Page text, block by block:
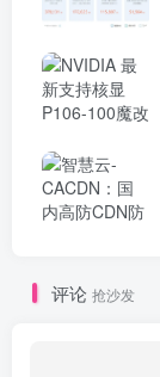
评论 抢沙发